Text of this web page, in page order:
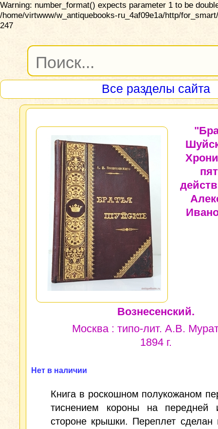
Warning: number_format() expects parameter 1 to be
/home/virtwww/w_antiquebooks-ru_4af09e1a/http/
247
Все разделы сайта
Вознесенский.
Москва : типо-лит. А.В.
1894 г.
Нет в наличии
Книга в роскошном полукожаном
тиснением короны на передней
стороне крышки. Переплет сделан